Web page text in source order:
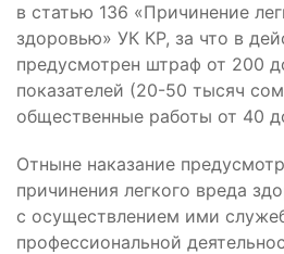
в статью 136 «Причинение
здоровью» УК КР, за что в
предусмотрен штраф от 200
показателей (20-50 тысяч
общественные работы от 40
Отныне наказание
причинения легкого вреда
с осуществлением ими
профессиональной